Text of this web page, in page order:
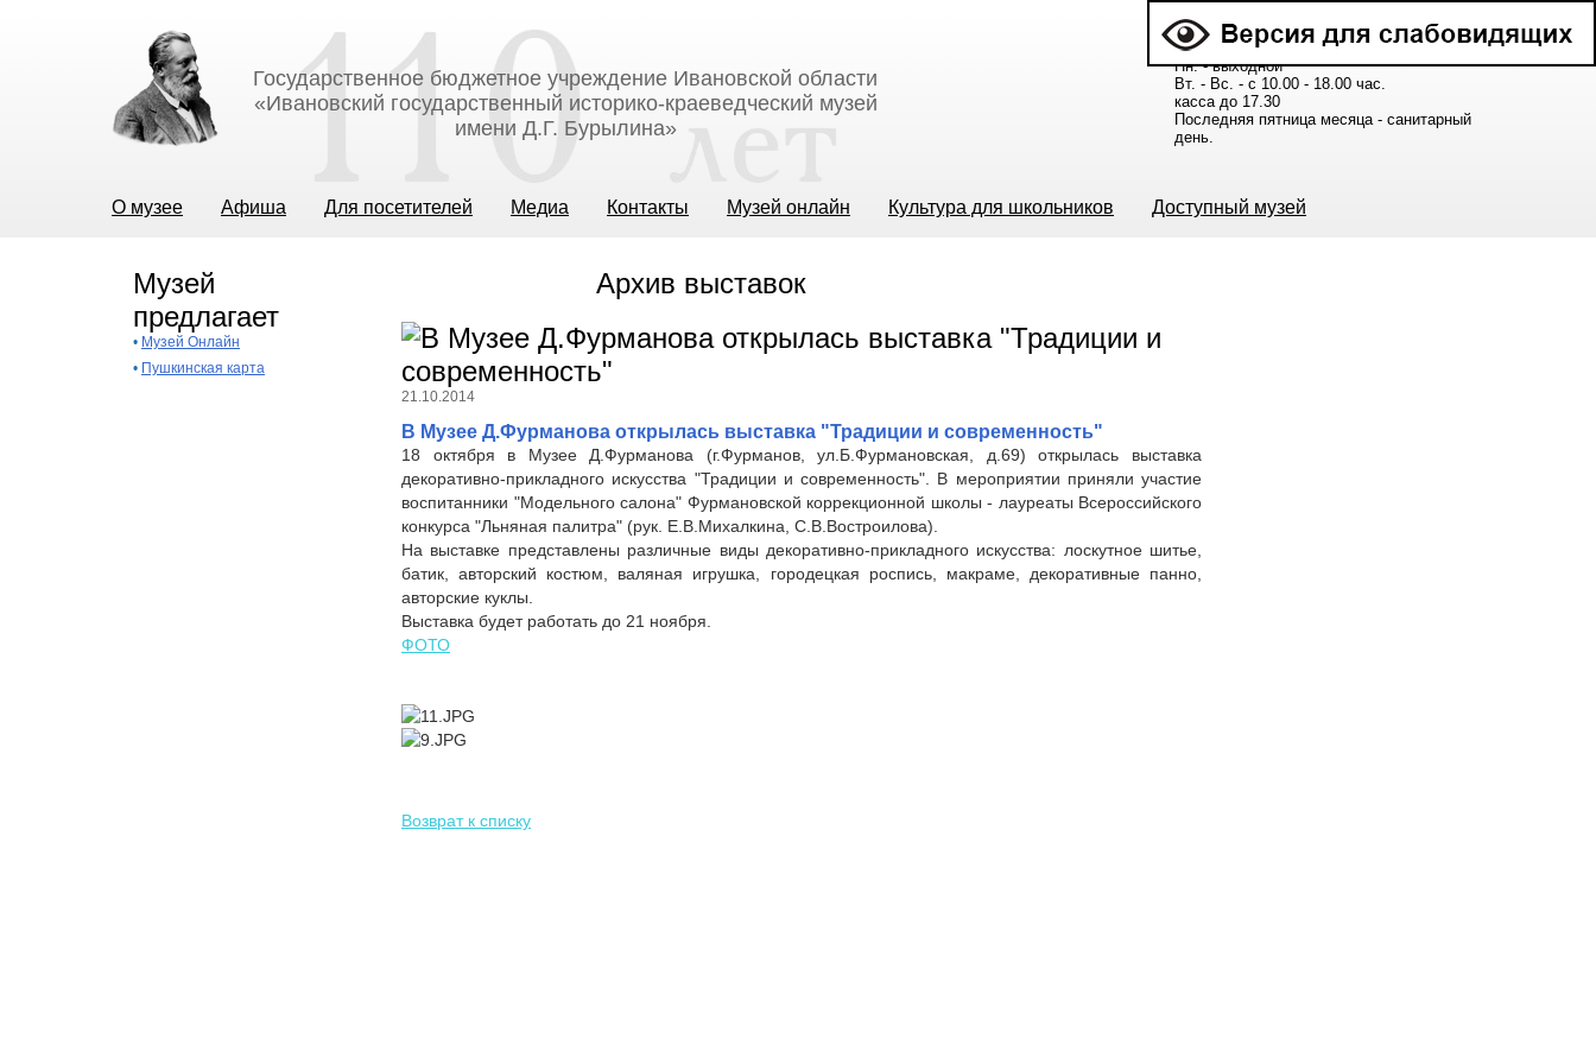
Государственное бюджетное учреждение Ивановской области
«Ивановский государственный историко-краеведческий музей
имени Д.Г. Бурылина»
Расписание работы музея:
Пн. - выходной
Вт. - Вс. - с 10.00 - 18.00 час.
касса до 17.30
Последняя пятница месяца - санитарный
день.
О музее Афиша Для посетителей Медиа Контакты Музей онлайн Культура для школьников Доступный музей
Музей
предлагает
• Музей Онлайн
• Пушкинская карта
Архив выставок
21.10.2014
В Музее Д.Фурманова открылась выставка "Традиции и современность"
18 октября в Музее Д.Фурманова (г.Фурманов, ул.Б.Фурмановская, д.69) открылась выставка
декоративно-прикладного искусства "Традиции и современность". В мероприятии приняли участие
воспитанники "Модельного салона" Фурмановской коррекционной школы - лауреаты Всероссийского
конкурса "Льняная палитра" (рук. Е.В.Михалкина, С.В.Востроилова).
На выставке представлены различные виды декоративно-прикладного искусства: лоскутное шитье,
батик, авторский костюм, валяная игрушка, городецкая роспись, макраме, декоративные панно,
авторские куклы.
Выставка будет работать до 21 ноября.
ФОТО
Возврат к списку